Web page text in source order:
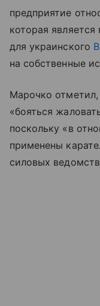
предприятие
которая
для украинского
на собственные
Марочко
«бояться
поскольку «в
применены
силовых